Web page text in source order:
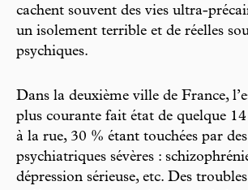
cachent souvent des vies ultra-
un isolement terrible et de réelles
psychiques.
Dans la deuxième ville de France,
plus courante fait état de quelque
à la rue, 30 % étant touchées par
psychiatriques sévères :
dépression sérieuse, etc. Des